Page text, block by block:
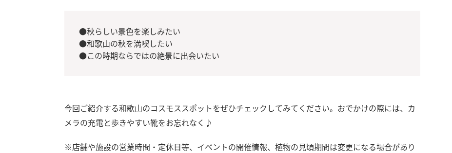
●秋らしい景色を楽しみたい
●和歌山の秋を満喫したい
●この時期ならではの絶景に出会いたい
今回ご紹介する和歌山のコスモススポットをぜひチェックしてみてください。おでかけの際には、カ
メラの充電と歩きやすい靴をお忘れなく♪
※店舗や施設の営業時間・定休日等、イベントの開催情報、植物の見頃期間は変更になる場合があり